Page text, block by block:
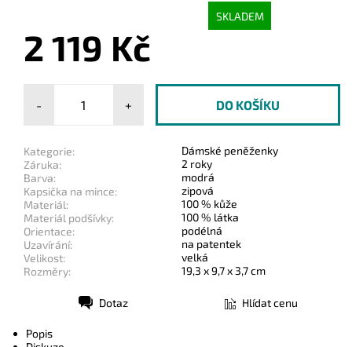
SKLADEM
2 119 Kč
- +
Kategorie:
Dámské peněženky
Záruka:
2 roky
Barva:
modrá
Kapsička na mince:
zipová
Materiál:
100 % kůže
Materiál podšívky:
100 % látka
Orientace:
podélná
Uzavírání:
na patentek
Velikost:
velká
Rozměry:
19,3 x 9,7 x 3,7 cm
Dotaz Hlídat cenu
Popis